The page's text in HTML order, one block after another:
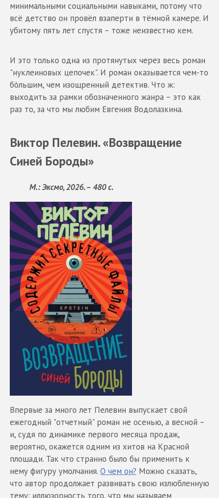
минимальными социальными навыками, потому что
всё детство он провёл взаперти в тёмной камере. И
убитому пять лет спустя – тоже неизвестно кем.
И это только одна из протянутых через весь роман
"нуклеиновых цепочек". И роман оказывается чем-то
бòльшим, чем изощренный детектив. Что ж:
выходить за рамки обозначенного жанра – это как
раз то, за что мы любим Евгения Водолазкина.
Виктор Пелевин. «Возвращение
Синей Бороды»
М.: Эксмо, 2026. – 480 с.
Впервые за много лет Пелевин выпускает свой
ежегодный "отчетный" роман не осенью, а весной –
и, судя по динамике первого месяца продаж,
вероятно, окажется одним из хитов на Красной
площади. Так что странно было бы применить к
нему фигуру умолчания. О чем он? Можно сказать,
что автор продолжает развивать свою излюбленную
тему: иллюзорность того, что мы называем